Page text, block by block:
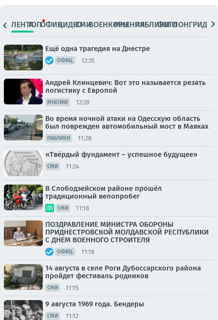
ЛЕНТАТОПОФИЦ.ВИДЕОСМИВОЕНКОРЫМНЕНИЯПАБЛИКИ
ФОТОЛОНГРИДЫ
Ещё одна трагедия на Днестре
ОФИЦ. 12:35
Андрей Клинцевич: Вот это называется резать
логистику с Европой
МНЕНИЯ 12:28
Во время ночной атаки на Одесскую область
был поврежден автомобильный мост в Маяках
ПАБЛИКИ 11:28
«Твёрдый фундамент – успешное будущее»
СМИ 11:24
В Слободзейском районе прошёл
традиционный велопробег
СМИ 11:18
ПОЗДРАВЛЕНИЕ МИНИСТРА ОБОРОНЫ
ПРИДНЕСТРОВСКОЙ МОЛДАВСКОЙ РЕСПУБЛИКИ
С ДНЕМ ВОЕННОГО СТРОИТЕЛЯ
ОФИЦ. 11:18
14 августа в селе Роги Дубоссарского района
пройдет фестиваль родников
СМИ 11:15
9 августа 1969 года. Бендеры
СМИ 11:12